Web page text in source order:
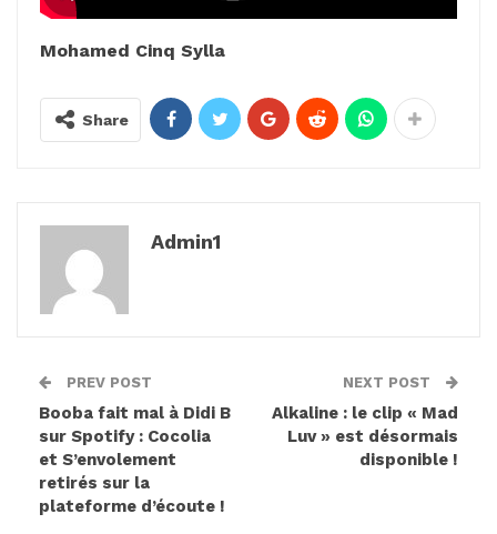
Mohamed Cinq Sylla
Share
Admin1
PREV POST
Booba fait mal à Didi B
sur Spotify : Cocolia
et S’envolement
retirés sur la
plateforme d’écoute !
NEXT POST
Alkaline : le clip « Mad
Luv » est désormais
disponible !